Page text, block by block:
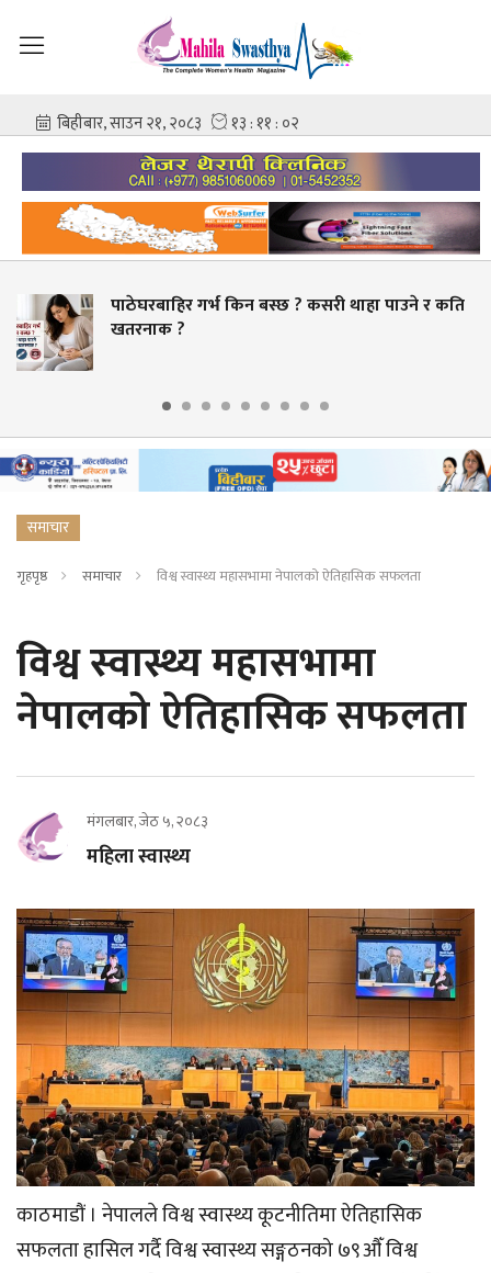
गर्भ किन बस्छ ? कसरी थाहा पाउने र कति
?
समाचार
गृहपृष्ठ समाचार विश्व स्वास्थ्य महासभामा नेपालको ऐतिहासिक सफलता
विश्व स्वास्थ्य महासभामा
नेपालको ऐतिहासिक सफलता
मंगलबार, जेठ ५, २०८३
महिला स्वास्थ्य
काठमाडौं । नेपालले विश्व स्वास्थ्य कूटनीतिमा ऐतिहासिक
सफलता हासिल गर्दै विश्व स्वास्थ्य सङ्गठनको ७९औँ विश्व